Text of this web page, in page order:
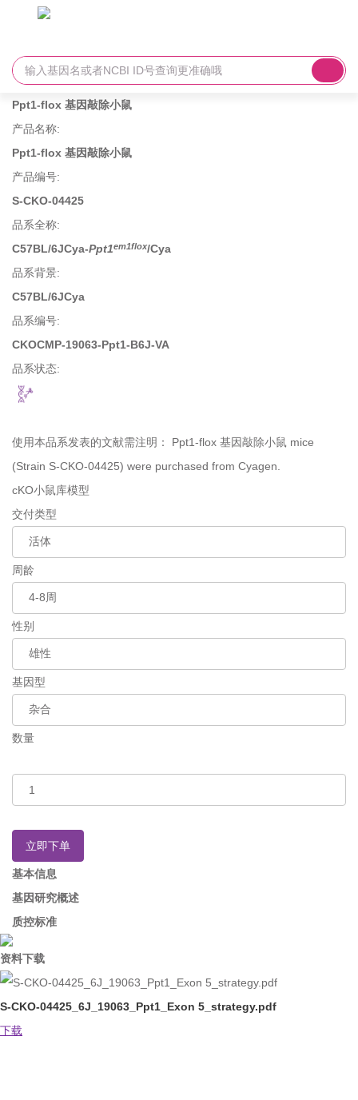
Ppt1-flox 基因敲除小鼠
产品名称:
Ppt1-flox 基因敲除小鼠
产品编号:
S-CKO-04425
品系全称:
C57BL/6JCya-Ppt1em1flox/Cya
品系背景:
C57BL/6JCya
品系编号:
CKOCMP-19063-Ppt1-B6J-VA
品系状态:
使用本品系发表的文献需注明： Ppt1-flox 基因敲除小鼠 mice
(Strain S-CKO-04425) were purchased from Cyagen.
cKO小鼠库模型
交付类型
周龄
性别
基因型
数量
立即下单
基本信息
基因研究概述
质控标准
资料下载
S-CKO-04425_6J_19063_Ppt1_Exon 5_strategy.pdf
下载